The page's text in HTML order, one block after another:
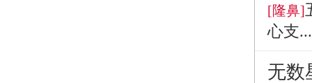
[隆鼻]
心支...
无数